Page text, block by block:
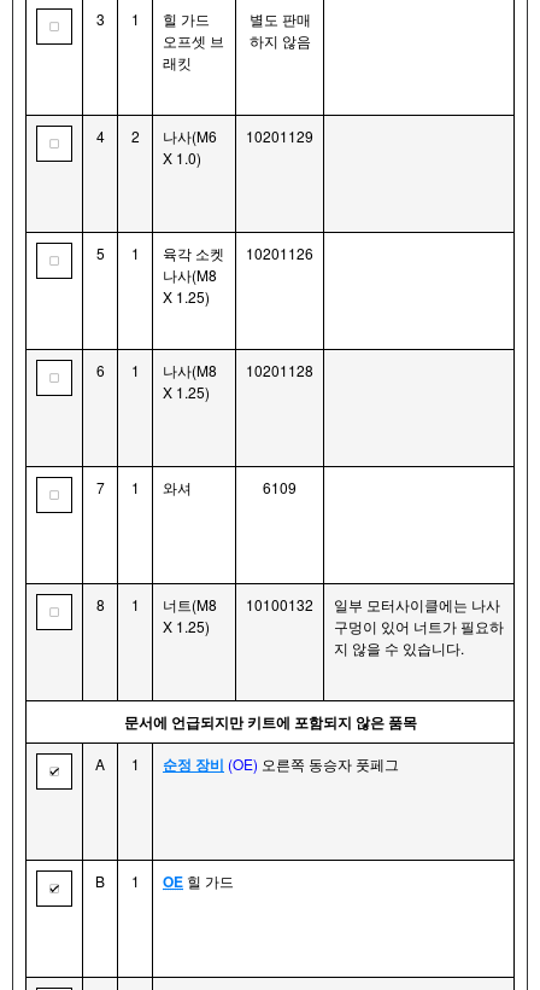
3 1
힐 가드
오프셋 브
래킷
별도 판매
하지 않음
4 2
나사(M6
X 1.0)
10201129
5 1
육각 소켓
나사(M8
X 1.25)
10201126
6 1
나사(M8
X 1.25)
10201128
7 1 와셔 6109
8 1
너트(M8
X 1.25)
10100132
일부 모터사이클에는 나사
구멍이 있어 너트가 필요하
지 않을 수 있습니다.
문서에 언급되지만 키트에 포함되지 않은 품목
A 1 순정 장비 (OE) 오른쪽 동승자 풋페그
B 1 OE 힐 가드